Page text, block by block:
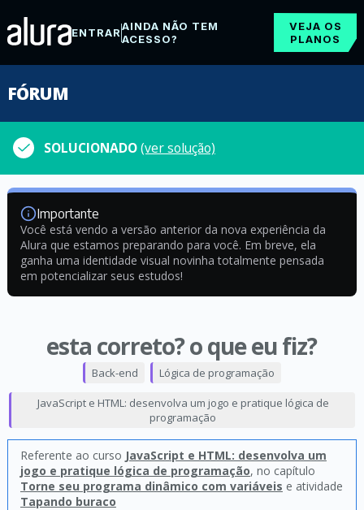
ENTRARAINDA NÃO TEM
ACESSO?
VEJA OS
PLANOS
FÓRUM
SOLUCIONADO(ver solução)
Importante
Você está vendo a versão anterior da nova experiência da
Alura que estamos preparando para você. Em breve, ela
ganha uma identidade visual novinha totalmente pensada
em potencializar seus estudos!
esta correto? o que eu fiz?
Back-end Lógica de programação
JavaScript e HTML: desenvolva um jogo e pratique lógica de
programação
Referente ao curso JavaScript e HTML: desenvolva um
jogo e pratique lógica de programação, no capítulo
Torne seu programa dinâmico com variáveis e atividade
Tapando buraco